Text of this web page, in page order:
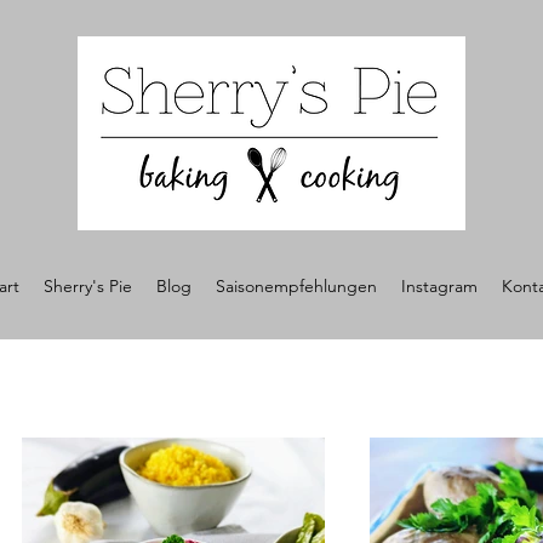
Sherry's Pie Blog Saisonempfehlungen Instagram